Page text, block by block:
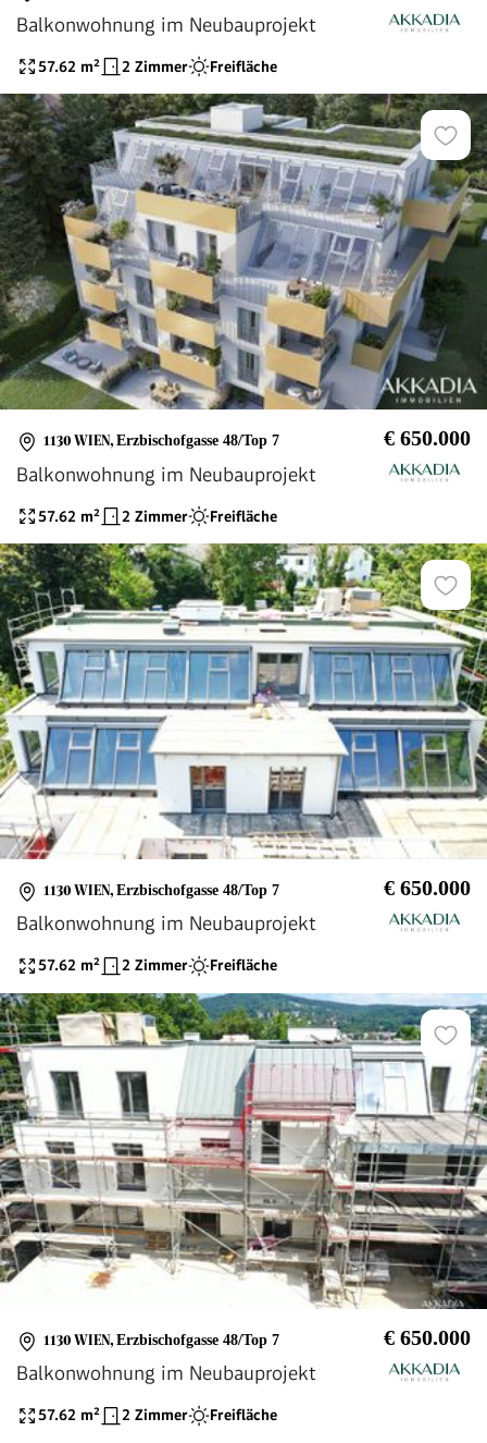
Balkonwohnung im Neubauprojekt
57.62 m² 2 Zimmer Freifläche
1130 WIEN, Erzbischofgasse 48/Top 7 € 650.000
Balkonwohnung im Neubauprojekt
57.62 m² 2 Zimmer Freifläche
1130 WIEN, Erzbischofgasse 48/Top 7 € 650.000
Balkonwohnung im Neubauprojekt
57.62 m² 2 Zimmer Freifläche
1130 WIEN, Erzbischofgasse 48/Top 7 € 650.000
Balkonwohnung im Neubauprojekt
57.62 m² 2 Zimmer Freifläche